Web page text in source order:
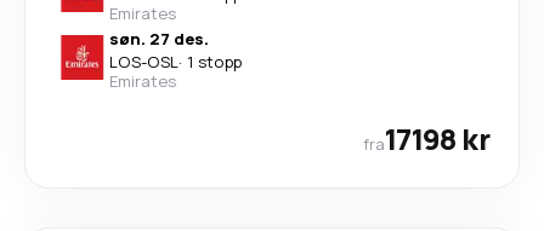
Emirates
søn. 27 des.
LOS-OSL· 1 stopp
Emirates
fra17198 kr